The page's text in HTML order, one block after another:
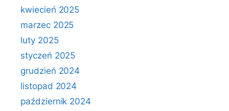
kwiecień 2025
marzec 2025
luty 2025
styczeń 2025
grudzień 2024
listopad 2024
październik 2024